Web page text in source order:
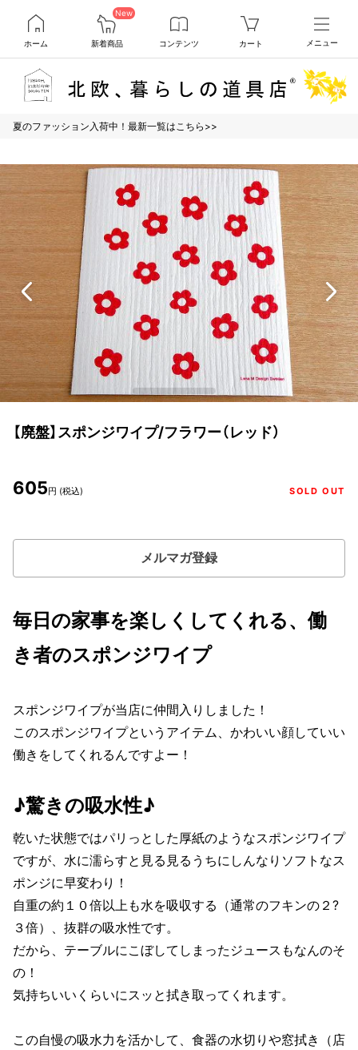
ホーム
New
新着商品 コンテンツ カート メニュー
夏のファッション入荷中！最新一覧はこちら>>
【廃盤】スポンジワイプ/フラワー（レッド）
605円 (税込) SOLD OUT
メルマガ登録
毎日の家事を楽しくしてくれる、働
き者のスポンジワイプ
スポンジワイプが当店に仲間入りしました！
このスポンジワイプというアイテム、かわいい顔していい
働きをしてくれるんですよー！
♪驚きの吸水性♪
乾いた状態ではパリっとした厚紙のようなスポンジワイプ
ですが、水に濡らすと見る見るうちにしんなりソフトなス
ポンジに早変わり！
自重の約１０倍以上も水を吸収する（通常のフキンの２?
３倍）、抜群の吸水性です。
だから、テーブルにこぼしてしまったジュースもなんのそ
の！
気持ちいいくらいにスッと拭き取ってくれます。
この自慢の吸水力を活かして、食器の水切りや窓拭き（店